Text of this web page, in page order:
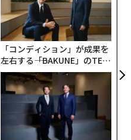
「コンディション」が成果を
左右する――「BAKUNE」のTEN
TIALが支える「挑戦者の明
日」